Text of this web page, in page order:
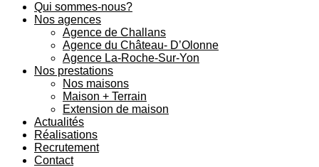
Qui sommes-nous?
Nos agences
Agence de Challans
Agence du Château- D’Olonne
Agence La-Roche-Sur-Yon
Nos prestations
Nos maisons
Maison + Terrain
Extension de maison
Actualités
Réalisations
Recrutement
Contact